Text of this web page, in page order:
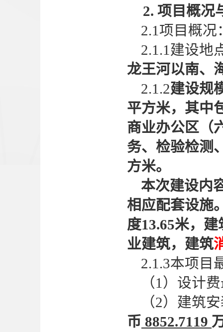
2. 项目概况
2.1项目概况
2.1.1建设地
龙王河以南、
2.1.2建设规
平方米，其中
商业办公区（
务、检验检测
方米。
本次建设内
相应配套设施
度13.65米，
业建筑，建筑
2.1.3本项目
（1）设计
（2）建筑
币 8852.7119